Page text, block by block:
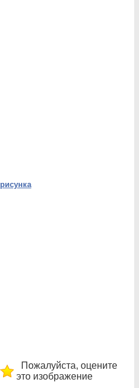
рисунка
Пожалуйста, оцените
это изображение